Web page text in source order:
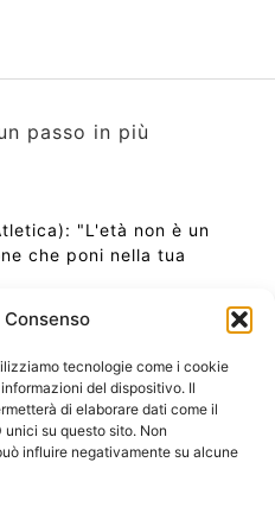
tecnologie come i cookie
del dispositivo. Il
di elaborare dati come il
su questo sito. Non
influire negativamente su alcune
passo in più
"L'età non è un
che poni nella tua
momento
Potrebbe Essere per
alla Quinta